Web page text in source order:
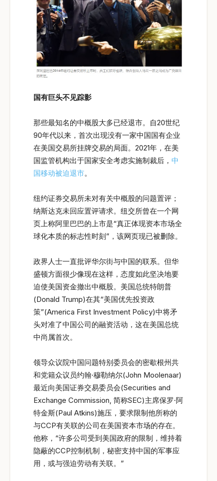
国有巨头不见踪影
那些最知名的中概股大多已经退市。自20世纪
90年代以来，首次出现没有一家中国国有企业
在美国交易所挂牌交易的局面。2021年，在美
国监管机构出于国家安全考虑实施制裁后， 中
国移动被迫退市。
纽约证券交易所未对有关中概股的问题置评；
纳斯达克未回应置评请求。纽交所曾在一个网
页上称阿里巴巴的上市是“真正体现资本市场全
球化本质的标志性时刻”，该网页现已被删除。
政界人士一直批评华尔街与中国的联系。但华
盛顿方面很少像现在这样，态度如此坚决地要
迫使美国资金撤出中概股。美国总统特朗普
(Donald Trump)在其“美国优先投资政
策”(America First Investment Policy)中将矛
头对准了中国公司的融资活动，这在美国总统
中尚属首次。
领导众议院中国问题特别委员会的密歇根州共
和党籍众议员约翰·穆勒纳尔(John Moolenaar)
最近向美国证券交易委员会(Securities and
Exchange Commission, 简称SEC)主席保罗·阿
特金斯(Paul Atkins)施压，要求限制他所称的
与CCP有关联的公司在美国资本市场的存在。
他称，“许多公司受到美国政府的限制，维持着
隐蔽的CCP控制机制，秘密支持中国的军事应
用，或与强迫劳动有关联。”